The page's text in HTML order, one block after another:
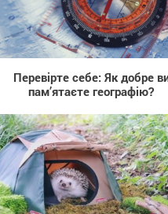
Перевірте себе: Як добре
пам’ятаєте географію?